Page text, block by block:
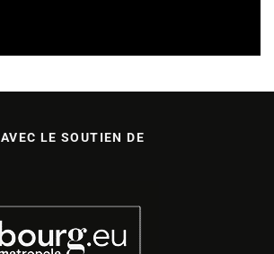
AVEC LE SOUTIEN DE